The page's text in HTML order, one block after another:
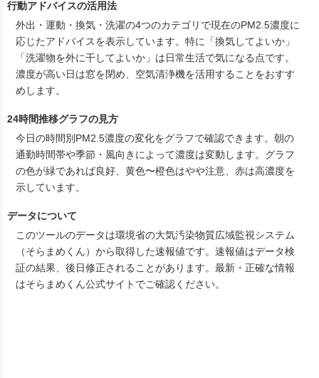
行動アドバイスの活用法
外出・運動・換気・洗濯の4つのカテゴリで現在のPM2.5濃度に
応じたアドバイスを表示しています。特に「換気してよいか」
「洗濯物を外に干してよいか」は日常生活で気になる点です。
濃度が高い日は窓を閉め、空気清浄機を活用することをおすす
めします。
24時間推移グラフの見方
今日の時間別PM2.5濃度の変化をグラフで確認できます。朝の
通勤時間帯や季節・風向きによって濃度は変動します。グラフ
の色が緑であれば良好、黄色〜橙色はやや注意、赤は高濃度を
示しています。
データについて
このツールのデータは環境省の大気汚染物質広域監視システム
（そらまめくん）から取得した速報値です。速報値はデータ検
証の結果、後日修正されることがあります。最新・正確な情報
はそらまめくん公式サイト でご確認ください。